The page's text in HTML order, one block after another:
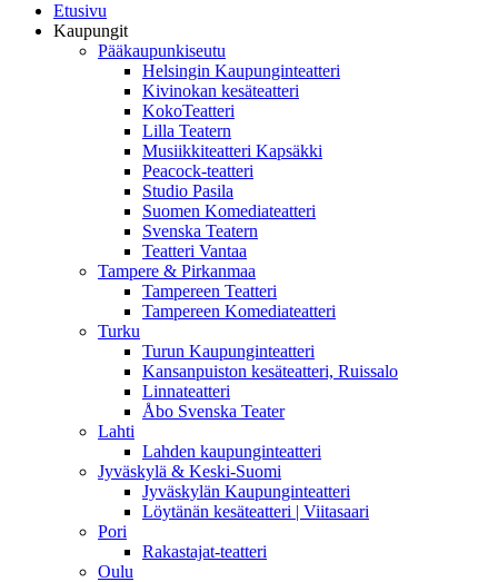
Etusivu
Kaupungit
Pääkaupunkiseutu
Helsingin Kaupunginteatteri
Kivinokan kesäteatteri
KokoTeatteri
Lilla Teatern
Musiikkiteatteri Kapsäkki
Peacock-teatteri
Studio Pasila
Suomen Komediateatteri
Svenska Teatern
Teatteri Vantaa
Tampere & Pirkanmaa
Tampereen Teatteri
Tampereen Komediateatteri
Turku
Turun Kaupunginteatteri
Kansanpuiston kesäteatteri, Ruissalo
Linnateatteri
Åbo Svenska Teater
Lahti
Lahden kaupunginteatteri
Jyväskylä & Keski-Suomi
Jyväskylän Kaupunginteatteri
Löytänän kesäteatteri | Viitasaari
Pori
Rakastajat-teatteri
Oulu